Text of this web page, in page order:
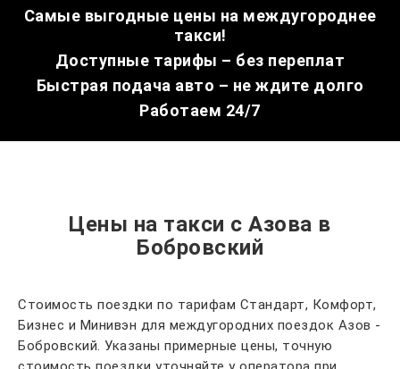
Самые выгодные цены на междугороднее
такси!
Доступные тарифы – без переплат
Быстрая подача авто – не ждите долго
Работаем 24/7
Цены на такси с Азова в
Бобровский
Стоимость поездки по тарифам Стандарт, Комфорт,
Бизнес и Минивэн для междугородних поездок Азов -
Бобровский. Указаны примерные цены, точную